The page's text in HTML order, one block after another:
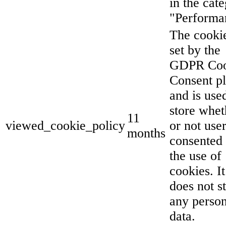
viewed_cookie_policy
11
months
The
set by the
GDPR
Consent
and is
store
or not
consented
the use of
cookies. It
does not
any
data.